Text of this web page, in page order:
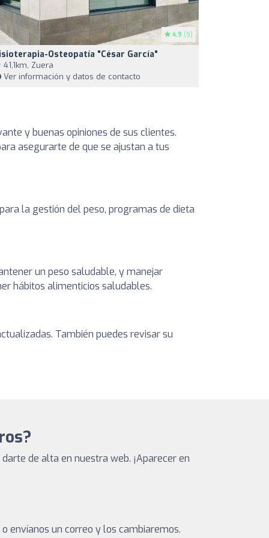
4.9 (9)
Osteopatía "César García"
41,1km, Zuera
Ver información y datos de contacto
y buenas opiniones de sus clientes.
asegurarte de que se ajustan a tus
la gestión del peso, programas de dieta
un peso saludable, y manejar
hábitos alimenticios saludables.
También puedes revisar su
de alta en nuestra web. ¡Aparecer en
envíanos un correo y los cambiaremos.